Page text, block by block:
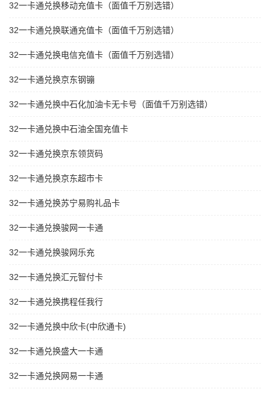
32一卡通兑换移动充值卡（面值千万别选错）
32一卡通兑换联通充值卡（面值千万别选错）
32一卡通兑换电信充值卡（面值千万别选错）
32一卡通兑换京东钢镚
32一卡通兑换中石化加油卡无卡号（面值千万别选错）
32一卡通兑换中石油全国充值卡
32一卡通兑换京东领货码
32一卡通兑换京东超市卡
32一卡通兑换苏宁易购礼品卡
32一卡通兑换骏网一卡通
32一卡通兑换骏网乐充
32一卡通兑换汇元智付卡
32一卡通兑换携程任我行
32一卡通兑换中欣卡(中欣通卡)
32一卡通兑换盛大一卡通
32一卡通兑换网易一卡通